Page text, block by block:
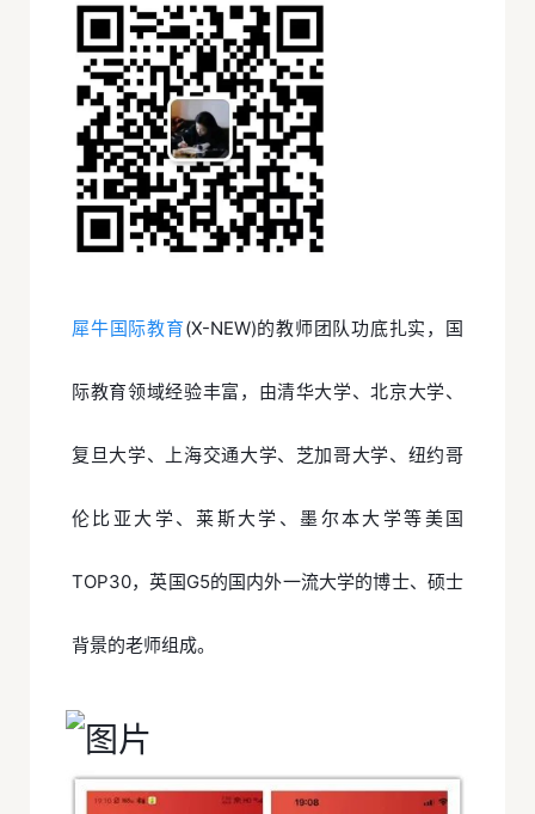
犀牛国际教育(X-NEW)的教师团队功底扎实，国
际教育领域经验丰富，由清华大学、北京大学、
复旦大学、上海交通大学、芝加哥大学、纽约哥
伦比亚大学、莱斯大学、墨尔本大学等美国
TOP30，英国G5的国内外一流大学的博士、硕士
背景的老师组成。